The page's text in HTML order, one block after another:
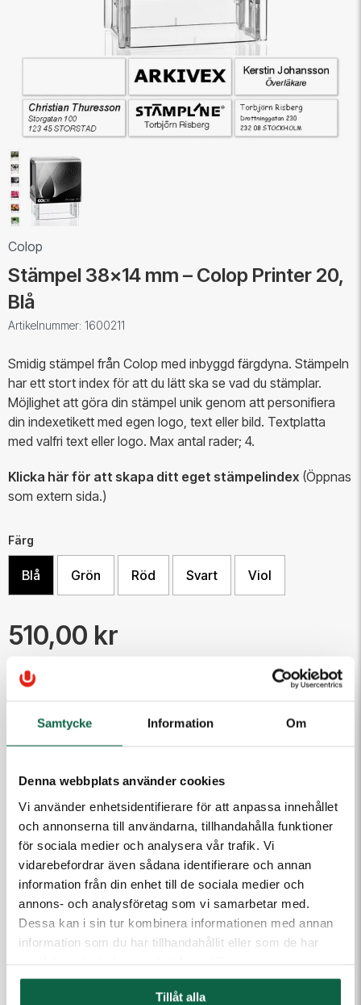
Samtycke Information Om
Denna webbplats använder cookies
Vi använder enhetsidentifierare för att anpassa innehållet
och annonserna till användarna, tillhandahålla funktioner
för sociala medier och analysera vår trafik. Vi
vidarebefordrar även sådana identifierare och annan
information från din enhet till de sociala medier och
annons- och analysföretag som vi samarbetar med.
Dessa kan i sin tur kombinera informationen med annan
information som du har tillhandahållit eller som de har
Tillåt alla
Colop
Stämpel 38x14 mm – Colop Printer 20,
Blå
Artikelnummer: 1600211
Smidig stämpel från Colop med inbyggd färgdyna. Stämpeln
har ett stort index för att du lätt ska se vad du stämplar.
Möjlighet att göra din stämpel unik genom att personifiera
din indexetikett med egen logo, text eller bild. Textplatta
med valfri text eller logo. Max antal rader; 4.
Klicka här för att skapa ditt eget stämpelindex (Öppnas
som extern sida.)
Färg
Blå Grön Röd Svart Viol
510,00 kr
PRODUKTEGENSKAPER
Färg
Blå
TILLBEHÖR